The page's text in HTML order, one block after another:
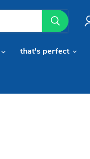
that's perfect